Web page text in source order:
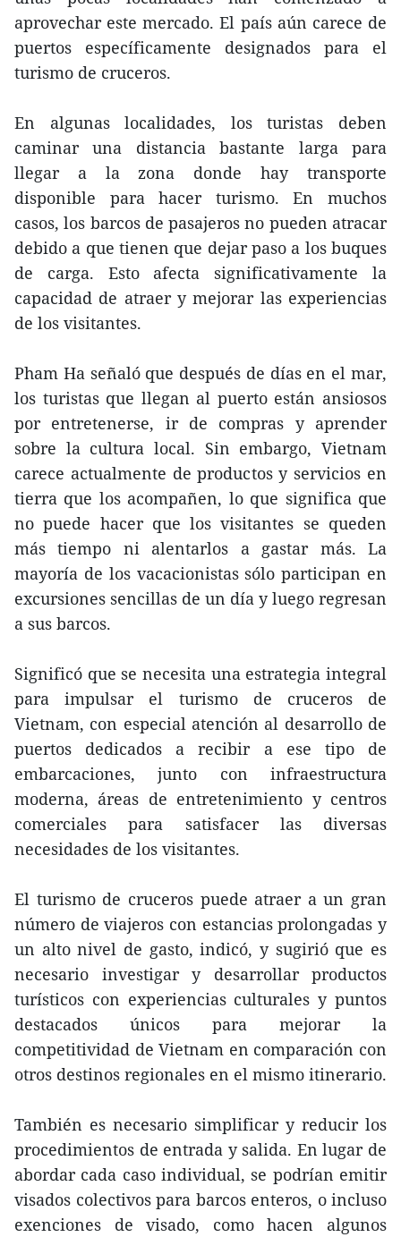
aprovechar este mercado. El país aún carece de
puertos específicamente designados para el
turismo de cruceros.
En algunas localidades, los turistas deben
caminar una distancia bastante larga para
llegar a la zona donde hay transporte
disponible para hacer turismo. En muchos
casos, los barcos de pasajeros no pueden atracar
debido a que tienen que dejar paso a los buques
de carga. Esto afecta significativamente la
capacidad de atraer y mejorar las experiencias
de los visitantes.
Pham Ha señaló que después de días en el mar,
los turistas que llegan al puerto están ansiosos
por entretenerse, ir de compras y aprender
sobre la cultura local. Sin embargo, Vietnam
carece actualmente de productos y servicios en
tierra que los acompañen, lo que significa que
no puede hacer que los visitantes se queden
más tiempo ni alentarlos a gastar más. La
mayoría de los vacacionistas sólo participan en
excursiones sencillas de un día y luego regresan
a sus barcos.
Significó que se necesita una estrategia integral
para impulsar el turismo de cruceros de
Vietnam, con especial atención al desarrollo de
puertos dedicados a recibir a ese tipo de
embarcaciones, junto con infraestructura
moderna, áreas de entretenimiento y centros
comerciales para satisfacer las diversas
necesidades de los visitantes.
El turismo de cruceros puede atraer a un gran
número de viajeros con estancias prolongadas y
un alto nivel de gasto, indicó, y sugirió que es
necesario investigar y desarrollar productos
turísticos con experiencias culturales y puntos
destacados únicos para mejorar la
competitividad de Vietnam en comparación con
otros destinos regionales en el mismo itinerario.
También es necesario simplificar y reducir los
procedimientos de entrada y salida. En lugar de
abordar cada caso individual, se podrían emitir
visados colectivos para barcos enteros, o incluso
exenciones de visado, como hacen algunos